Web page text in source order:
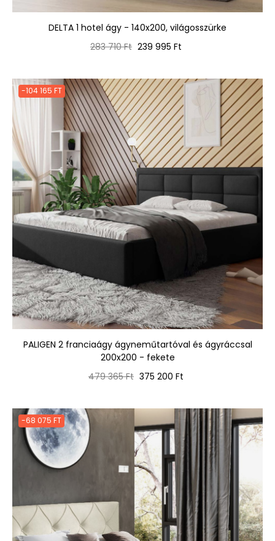
DELTA 1 hotel ágy - 140x200, világosszürke
Normál
283 710 Ft Ár
239 995 Ft
-104 165 FT
PALIGEN 2 franciaágy ágyneműtartóval és ágyráccsal
200x200 - fekete
Normál
479 365 Ft Ár
375 200 Ft
-68 075 FT